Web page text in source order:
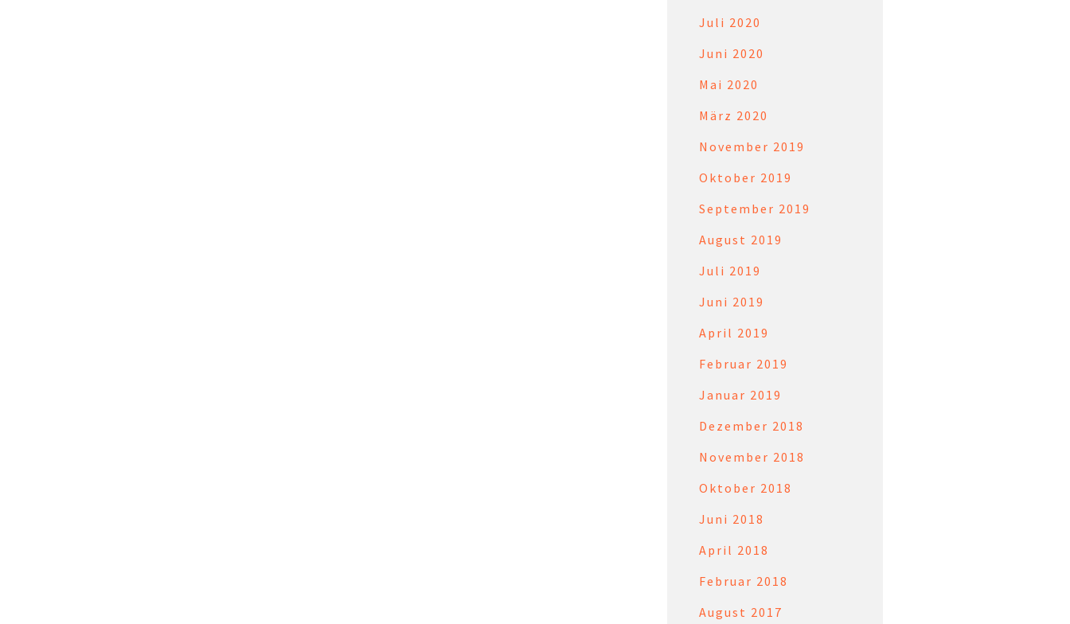
Juli 2020
Juni 2020
Mai 2020
März 2020
November 2019
Oktober 2019
September 2019
August 2019
Juli 2019
Juni 2019
April 2019
Februar 2019
Januar 2019
Dezember 2018
November 2018
Oktober 2018
Juni 2018
April 2018
Februar 2018
August 2017